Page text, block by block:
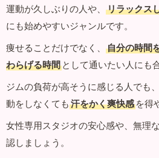
運動が久しぶりの人や、
リラックス
にも始めやすいジャンルです。
痩せることだけでなく、
自分の時間
わらげる時間 として通いたい人にも
ジムの負荷が高そうに感じる人でも
動をしなくても 汗をかく爽快感 を得
女性専用スタジオの安心感や、無理
認しましょう。